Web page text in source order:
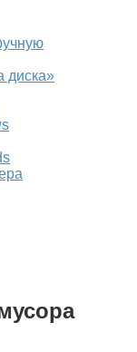
диска»